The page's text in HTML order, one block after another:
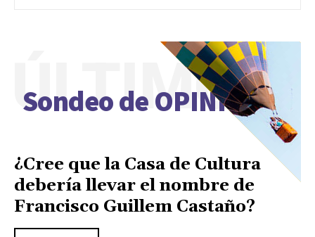
Sondeo de OPINIÓN
ÚLTIMO
¿Cree que la Casa de Cultura
debería llevar el nombre de
Francisco Guillem Castaño?